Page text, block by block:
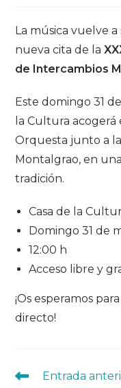
La música vuelve
nueva cita de la
de Intercambios
Este domingo 31
la Cultura
Orquesta junto a
Montalgrao, en
tradición.
Casa de la
Domingo 31 de
12:00 h
Acceso libre y
¡Os esperamos
directo!
Leer
Entrada